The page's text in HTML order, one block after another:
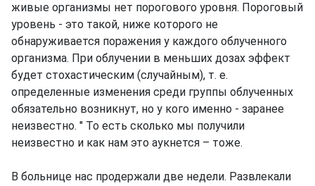
живые организмы нет порогового уровня. Пороговый
уровень - это такой, ниже которого не
обнаруживается поражения у каждого облученного
организма. При облучении в меньших дозах эффект
будет стохастическим (случайным), т. е.
определенные изменения среди группы облученных
обязательно возникнут, но у кого именно - заранее
неизвестно. " То есть сколько мы получили
неизвестно и как нам это аукнется – тоже.
В больнице нас продержали две недели. Развлекали